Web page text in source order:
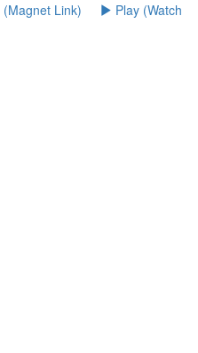
(Magnet Link)
Play (Watch